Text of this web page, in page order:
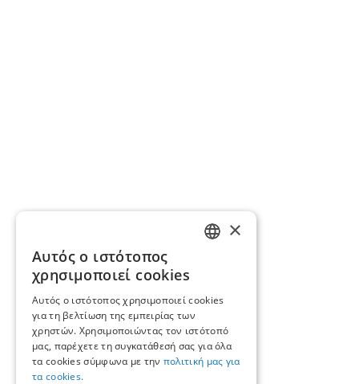
×
Αυτός ο ιστότοπος
χρησιμοποιεί cookies
Αυτός ο ιστότοπος χρησιμοποιεί cookies
για τη βελτίωση της εμπειρίας των
χρηστών. Χρησιμοποιώντας τον ιστότοπό
μας, παρέχετε τη συγκατάθεσή σας για όλα
τα cookies σύμφωνα με την πολιτική μας για
τα cookies.